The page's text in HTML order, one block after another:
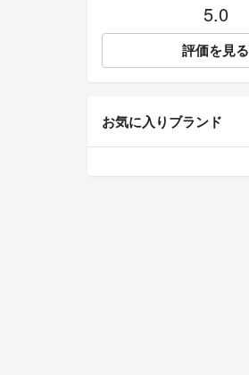
5.0
評価を見る
お気に入りブランド